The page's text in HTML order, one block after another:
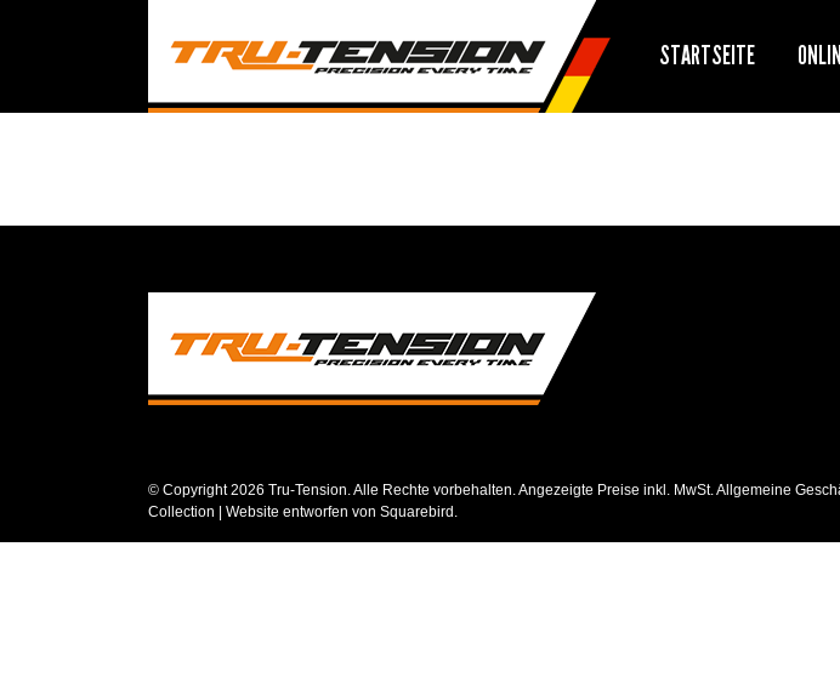
STARTSEITE
© Copyright2026 Tru-Tension. Alle Rechte vorbehalten. Angezeigte Preise inkl. MwSt.Allgemeine
Collection | Website entworfen von Squarebird .